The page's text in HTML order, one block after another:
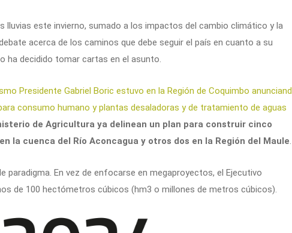
lluvias este invierno, sumado a los impactos del cambio climático y la
acerca de los caminos que debe seguir el país en cuanto a su
ha decidido tomar cartas en el asunto.
Presidente Gabriel Boric estuvo en la Región de Coquimbo
consumo humano y plantas desaladoras y de tratamiento de aguas
de Agricultura ya delinean un plan para construir cinco
la cuenca del Río Aconcagua y otros dos en la Región del Maule.
paradigma. En vez de enfocarse en megaproyectos, el Ejecutivo
de 100 hectómetros cúbicos (hm3 o millones de metros cúbicos).